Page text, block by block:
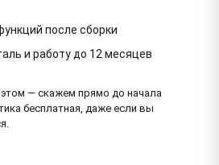
после сборки
и работу до 12 месяцев
этом — скажем прямо до начала
бесплатная, даже если вы